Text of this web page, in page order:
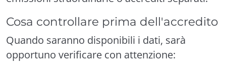
Cosa controllare prima dell'accredito
Quando saranno disponibili i dati, sarà
opportuno verificare con attenzione: